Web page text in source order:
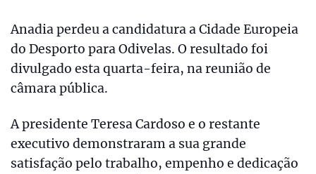
Anadia perdeu a candidatura a Cidade Europeia
do Desporto para Odivelas. O resultado foi
divulgado esta quarta-feira, na reunião de
câmara pública.
A presidente Teresa Cardoso e o restante
executivo demonstraram a sua grande
satisfação pelo trabalho, empenho e dedicação